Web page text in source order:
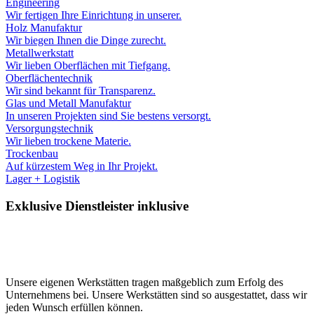
Engineering
Wir fertigen Ihre Einrichtung in unserer.
Holz Manufaktur
Wir biegen Ihnen die Dinge zurecht.
Metallwerkstatt
Wir lieben Oberflächen mit Tiefgang.
Oberflächentechnik
Wir sind bekannt für Transparenz.
Glas und Metall Manufaktur
In unseren Projekten sind Sie bestens versorgt.
Versorgungstechnik
Wir lieben trockene Materie.
Trockenbau
Auf kürzestem Weg in Ihr Projekt.
Lager + Logistik
Exklusive Dienstleister inklusive
Unsere eigenen Werkstätten tragen maßgeblich zum Erfolg des
Unternehmens bei. Unsere Werkstätten sind so ausgestattet, dass wir
jeden Wunsch erfüllen können.